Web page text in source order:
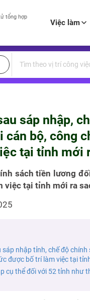
tổng hợp
Việc làm
sáp nhập,
bộ, công
tại tỉnh mới
sách tiền lương
việc tại tỉnh mới ra
sáp nhập tỉnh, chế độ
được bố trí làm việc tại
cụ thể đối với 52 tỉnh như